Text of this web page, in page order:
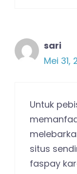
sari
Mei 31,
Untuk
situs
faspay